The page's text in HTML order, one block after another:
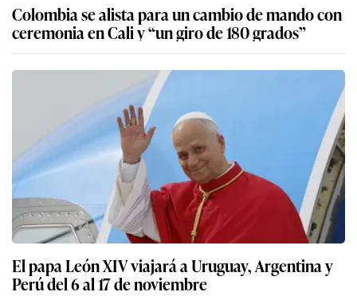
Colombia se alista para un cambio de mando con
ceremonia en Cali y “un giro de 180 grados”
El papa León XIV viajará a Uruguay, Argentina y
Perú del 6 al 17 de noviembre